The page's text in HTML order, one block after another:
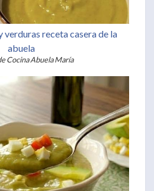
receta casera de la
abuela
Cocina Abuela María